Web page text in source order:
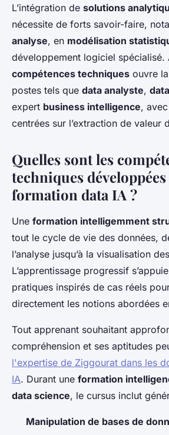
L’intégration de solutions
nécessite de forts savoir-faire,
analyse, en modélisation
développement logiciel spécialisé.
compétences techniques ouvre
postes tels que data analyste,
expert business intelligence,
centrées sur l’extraction de valeur
Quelles sont les
techniques développées
formation data IA ?
Une formation intelligemment
tout le cycle de vie des données,
l’analyse jusqu’à la visualisation
L’apprentissage progressif
pratiques inspirés de cas réels
directement les notions abordées
Tout apprenant souhaitant
compréhension et ses aptitudes
l'expertise de Ziggourat dans les
IA. Durant une formation
data science, le cursus inclut
Manipulation de bases de